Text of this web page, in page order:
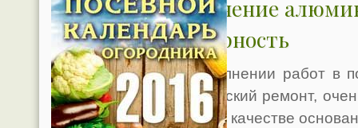
Применение
популярность
При выполнении работ в
косметический ремонт,
профиль в качестве